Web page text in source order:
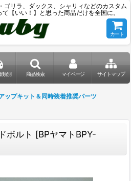
ゴリラ、ダックス、シャリィなどのカスタム
【いい！】と思った商品だけを全国に。
カート
類別 商品検索 マイページ サイトマップ
ップキット＆同時装着推奨パーツ
ボルト [BPヤマトBPY-